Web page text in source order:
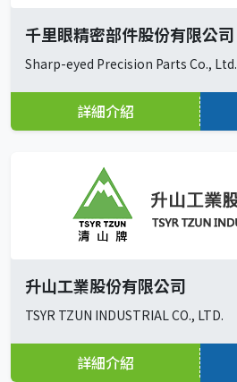
千里眼精密部件股份有限公司
Sharp-eyed Precision Parts Co., Ltd.
詳細介紹
升山工業股份有限公司
TSYR TZUN INDUSTRIAL CO., LTD.
詳細介紹